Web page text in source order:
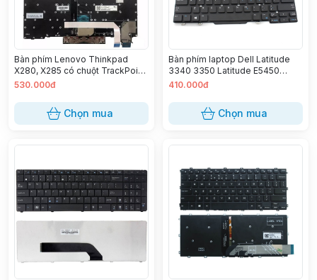
Bàn phím Lenovo Thinkpad
X280, X285 có chuột TrackPoint
LED
530.000đ
Chọn mua
Bàn phím laptop Dell Latitude
3340 3350 Latitude E5450
E5470 E7450 E7470 Latitude
E7480 7490 E7490
410.000đ
Chọn mua